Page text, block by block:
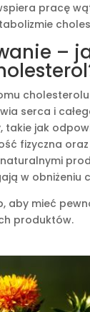
pracę
–
serca i
takie jak
fizyczna oraz
w obniżeniu
aby mieć
produktów.